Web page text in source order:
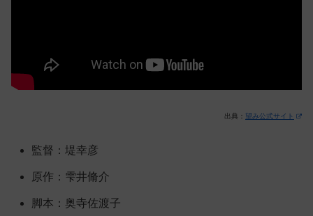
出典： 望み公式サイト
監督：堤幸彦
原作：雫井脩介
脚本：奥寺佐渡子